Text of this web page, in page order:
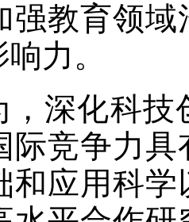
强教育领
力。
，深化科
际竞争力
和应用科